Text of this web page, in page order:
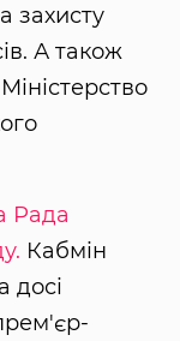
захисту
А також
Рада
Кабмін
досі